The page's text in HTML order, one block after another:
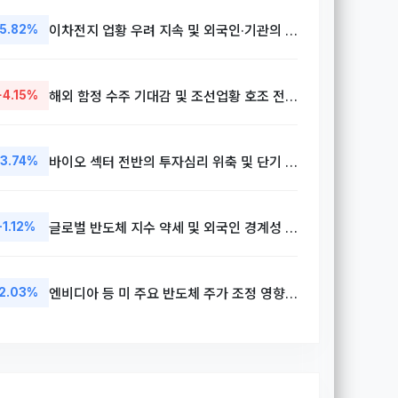
이차전지 업황 우려 지속 및 외국인·기관의 동반 순매도세 유입
해외 함정 수주 기대감 및 조선업황 호조 전망에 따른 매수세 유입
바이오 섹터 전반의 투자심리 위축 및 단기 차익 실현 매물 출회
글로벌 반도체 지수 약세 및 외국인 경계성 매물 출회로 하락
엔비디아 등 미 주요 반도체 주가 조정 영향으로 동반 하락세 기록